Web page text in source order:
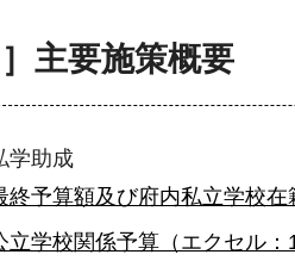
］主要施策概要
学助成
終予算額及び府内私立学校在
立学校関係予算（エクセル：